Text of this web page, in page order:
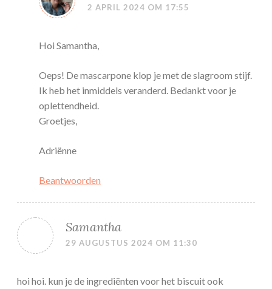
2 APRIL 2024 OM 17:55
Hoi Samantha,
Oeps! De mascarpone klop je met de slagroom stijf.
Ik heb het inmiddels veranderd. Bedankt voor je
oplettendheid.
Groetjes,
Adriënne
Beantwoorden
Samantha
29 AUGUSTUS 2024 OM 11:30
hoi hoi. kun je de ingrediënten voor het biscuit ook